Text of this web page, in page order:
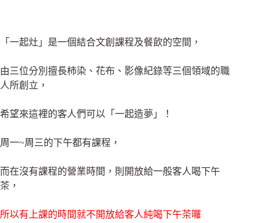
「一起灶」是一個結合文創課程及餐飲的空間，
由三位分別擅長柿染、花布、影像紀錄等三個領域的職
人所創立，
希望來這裡的客人們可以「一起造夢」！
周一~周三的下午都有課程，
而在沒有課程的營業時間，則開放給一般客人喝下午
茶，
所以有上課的時間就不開放給客人純喝下午茶囉